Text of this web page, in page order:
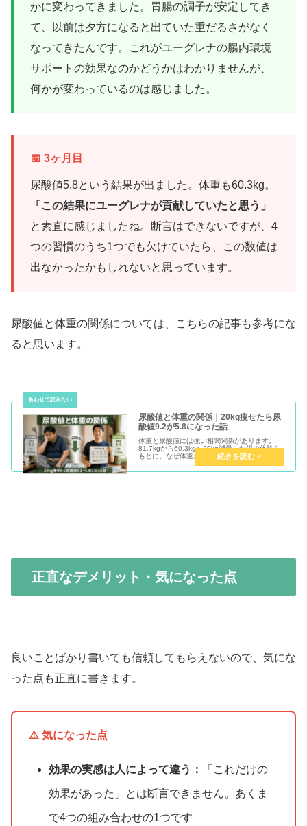
かに変わってきました。胃腸の調子が安定してき
て、以前は夕方になると出ていた重だるさがなく
なってきたんです。これがユーグレナの腸内環境
サポートの効果なのかどうかはわかりませんが、
何かが変わっているのは感じました。
📅 3ヶ月目
尿酸値5.8という結果が出ました。体重も60.3kg。
「この結果にユーグレナが貢献していたと思う」
と素直に感じましたね。断言はできないですが、4
つの習慣のうち1つでも欠けていたら、この数値は
出なかったかもしれないと思っています。
尿酸値と体重の関係については、こちらの記事も参考にな
ると思います。
尿酸値と体重の関係｜20kg痩せたら尿
酸値9.2が5.8になった話
体重と尿酸値には強い相関関係があります。
81.7kgから60.3kgへ20kg減量した僕の体験を
もとに、なぜ体重が落ちると尿酸値が下がるの
かをわかりやすく解説します。
正直なデメリット・気になった点
良いことばかり書いても信頼してもらえないので、気にな
った点も正直に書きます。
⚠️ 気になった点
効果の実感は人によって違う： 「これだけの
効果があった」とは断言できません。あくま
で4つの組み合わせの1つです